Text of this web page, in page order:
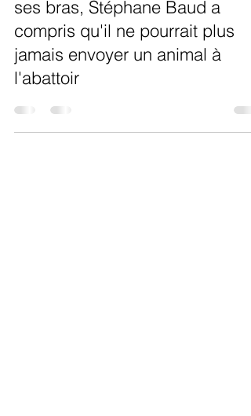
Réseaux
Quand Réglisse est morte dans
ses bras, Stéphane Baud a
compris qu'il ne pourrait plus
jamais envoyer un animal à
l'abattoir